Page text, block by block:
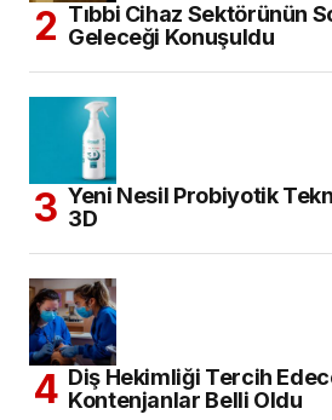
Tıbbi Cihaz Sektörünün
Geleceği Konuşuldu
Yeni Nesil Probiyotik
3D
Diş Hekimliği Tercih
Kontenjanlar Belli Oldu